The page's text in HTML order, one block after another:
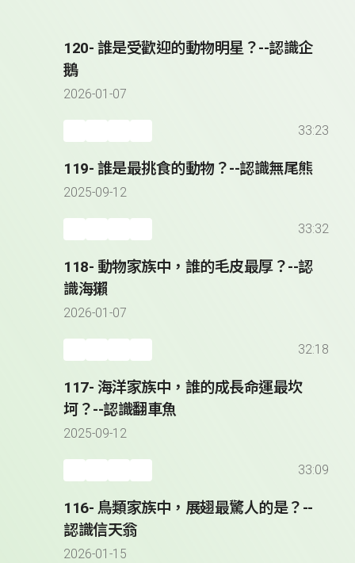
120- 誰是受歡迎的動物明星？--認識企
鵝
2026-01-07
33:23
119- 誰是最挑食的動物？--認識無尾熊
2025-09-12
33:32
118- 動物家族中，誰的毛皮最厚？--認
識海獺
2026-01-07
32:18
117- 海洋家族中，誰的成長命運最坎
坷？--認識翻車魚
2025-09-12
33:09
116- 鳥類家族中，展翅最驚人的是？--
認識信天翁
2026-01-15